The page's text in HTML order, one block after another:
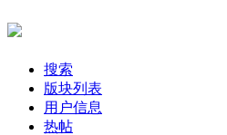
搜索
版块列表
用户信息
热帖